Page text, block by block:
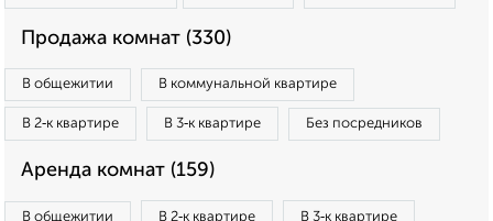
Продажа комнат (330)
В общежитии В коммунальной квартире
В 2‑к квартире В 3‑к квартире Без посредников
Аренда комнат (159)
В общежитии В 2‑к квартире В 3‑к квартире